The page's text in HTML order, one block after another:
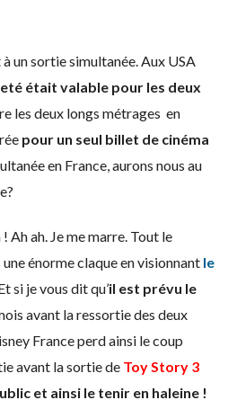
un sortie simultanée. Aux USA
était valable pour les deux
les deux longs métrages en
pour un seul billet de cinéma
en France, aurons nous au
Ah ah. Je me marre. Tout le
énorme claque en visionnant le
si je vous dit qu’il est prévu le
avant la ressortie des deux
France perd ainsi le coup
avant la sortie de Toy Story 3
et ainsi le tenir en haleine !